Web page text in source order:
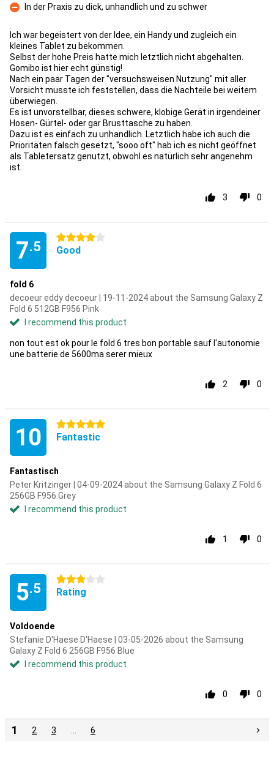
Con
In der Praxis zu dick, unhandlich und zu schwer
Ich war begeistert von der Idee, ein Handy und zugleich ein
kleines Tablet zu bekommen.
Selbst der hohe Preis hatte mich letztlich nicht abgehalten.
Gomibo ist hier echt günstig!
Nach ein paar Tagen der "versuchsweisen Nutzung" mit aller
Vorsicht musste ich feststellen, dass die Nachteile bei weitem
überwiegen.
Es ist unvorstellbar, dieses schwere, klobige Gerät in irgendeiner
Hosen- Gürtel- oder gar Brusttasche zu haben.
Dazu ist es einfach zu unhandlich. Letztlich habe ich auch die
Prioritäten falsch gesetzt, "sooo oft" hab ich es nicht geöffnet
als Tabletersatz genutzt, obwohl es natürlich sehr angenehm
ist.
3 0
7.5
4 stars
Good
fold 6
decoeur eddy decoeur | 19-11-2024 about the Samsung Galaxy Z
Fold 6 512GB F956 Pink
I recommend this product
non tout est ok pour le fold 6 tres bon portable sauf l'autonomie
une batterie de 5600ma serer mieux
2 0
10 5 stars
Fantastic
Fantastisch
Peter Kritzinger | 04-09-2024 about the Samsung Galaxy Z Fold 6
256GB F956 Grey
I recommend this product
1 0
5.5
3 stars
Rating
Voldoende
Stefanie D'Haese D'Haese | 03-05-2026 about the Samsung
Galaxy Z Fold 6 256GB F956 Blue
I recommend this product
0 0
1 2 3 6